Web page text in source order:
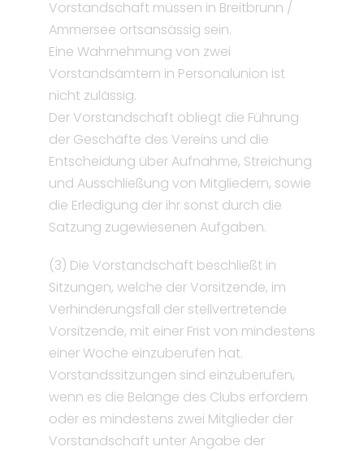
Vorstandschaft müssen in Breitbrunn /
Ammersee ortsansässig sein.
Eine Wahrnehmung von zwei
Vorstandsämtern in Personalunion ist
nicht zulässig.
Der Vorstandschaft obliegt die Führung
der Geschäfte des Vereins und die
Entscheidung über Aufnahme, Streichung
und Ausschließung von Mitgliedern, sowie
die Erledigung der ihr sonst durch die
Satzung zugewiesenen Aufgaben.
(3) Die Vorstandschaft beschließt in
Sitzungen, welche der Vorsitzende, im
Verhinderungsfall der stellvertretende
Vorsitzende, mit einer Frist von mindestens
einer Woche einzuberufen hat.
Vorstandssitzungen sind einzuberufen,
wenn es die Belange des Clubs erfordern
oder es mindestens zwei Mitglieder der
Vorstandschaft unter Angabe der